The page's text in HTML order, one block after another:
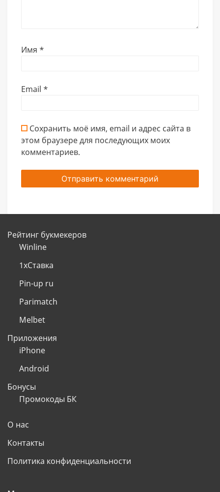
Имя *
Email *
Сохранить моё имя, email и адрес сайта в
этом браузере для последующих моих
комментариев.
Рейтинг букмекеров
Winline
1хСтавка
Pin-up ru
Parimatch
Melbet
Приложения
iPhone
Android
Бонусы
Промокоды БК
О нас
Контакты
Политика конфиденциальности